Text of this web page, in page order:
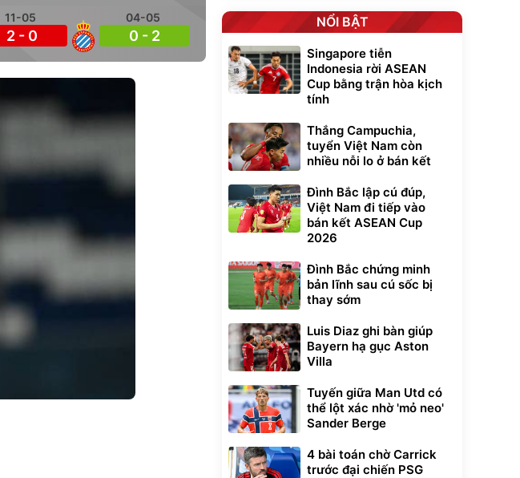
11-05
2 - 0
04-05
0 - 2
NỔI BẬT
Singapore tiễn
Indonesia rời ASEAN
Cup bằng trận hòa kịch
tính
Thắng Campuchia,
tuyển Việt Nam còn
nhiều nỗi lo ở bán kết
Đình Bắc lập cú đúp,
Việt Nam đi tiếp vào
bán kết ASEAN Cup
2026
Đình Bắc chứng minh
bản lĩnh sau cú sốc bị
thay sớm
Luis Diaz ghi bàn giúp
Bayern hạ gục Aston
Villa
Tuyến giữa Man Utd có
thể lột xác nhờ 'mỏ neo'
Sander Berge
4 bài toán chờ Carrick
trước đại chiến PSG